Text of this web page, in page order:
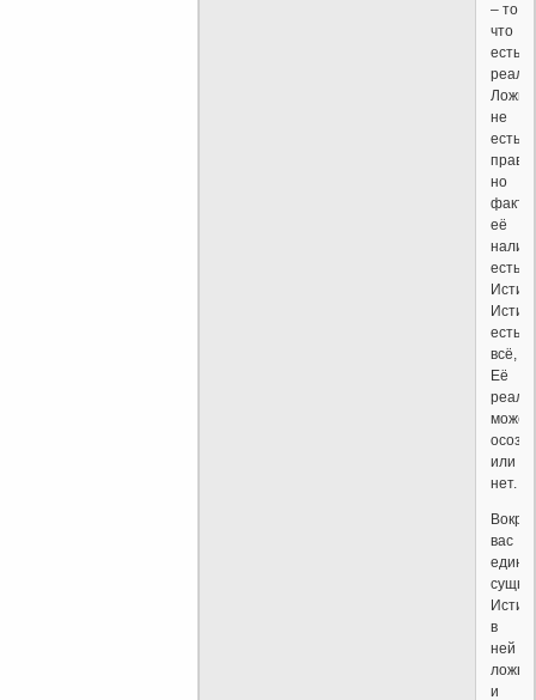
– то
что
есть
Ложь
не
есть
но
факт
её
есть
есть
всё,
Её
может
или
нет.
Вокруг
вас
в
ней
ложь
и